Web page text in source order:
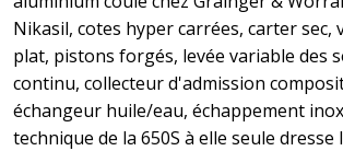
Nikasil, cotes hyper carrées, carter sec,
plat, pistons forgés, levée variable des
continu, collecteur d'admission
échangeur huile/eau, échappement
technique de la 650S à elle seule dresse